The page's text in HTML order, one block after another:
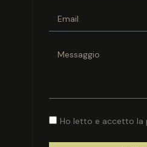
Ho letto e accetto la